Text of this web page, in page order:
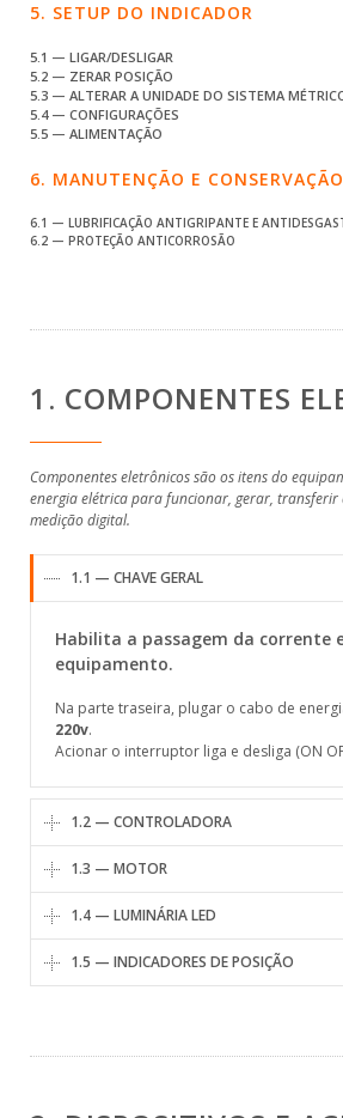
5. SETUP DO INDICADOR
5.1 — LIGAR/DESLIGAR
5.2 — ZERAR POSIÇÃO
5.3 — ALTERAR A UNIDADE DO SISTEMA
5.4 — CONFIGURAÇÕES
5.5 — ALIMENTAÇÃO
6. MANUTENÇÃO E CONSERVAÇÃO
6.1 — LUBRIFICAÇÃO ANTIGRIPANTE E
6.2 — PROTEÇÃO ANTICORROSÃO
1. COMPONENTES
Componentes eletrônicos são os itens do
energia elétrica para funcionar, gerar, transferir
medição digital.
1.1 — CHAVE GERAL
Habilita a passagem da corrente
equipamento.
Na parte traseira, plugar o cabo de
220v.
Acionar o interruptor liga e desliga (ON
1.2 — CONTROLADORA
1.3 — MOTOR
1.4 — LUMINÁRIA LED
1.5 — INDICADORES DE POSIÇÃO